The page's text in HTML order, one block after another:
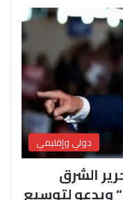
دولي وإقليمي
الشرق
ويدعو لتوسيع